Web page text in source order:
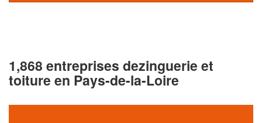
1,868 entreprises dezinguerie et
toiture en Pays-de-la-Loire